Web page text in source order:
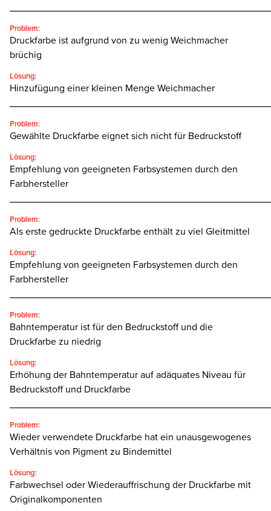
Problem:
Druckfarbe ist aufgrund von zu wenig Weichmacher
brüchig
Lösung:
Hinzufügung einer kleinen Menge Weichmacher
Problem:
Gewählte Druckfarbe eignet sich nicht für Bedruckstoff
Lösung:
Empfehlung von geeigneten Farbsystemen durch den
Farbhersteller
Problem:
Als erste gedruckte Druckfarbe enthält zu viel Gleitmittel
Lösung:
Empfehlung von geeigneten Farbsystemen durch den
Farbhersteller
Problem:
Bahntemperatur ist für den Bedruckstoff und die
Druckfarbe zu niedrig
Lösung:
Erhöhung der Bahntemperatur auf adäquates Niveau für
Bedruckstoff und Druckfarbe
Problem:
Wieder verwendete Druckfarbe hat ein unausgewogenes
Verhältnis von Pigment zu Bindemittel
Lösung:
Farbwechsel oder Wiederauffrischung der Druckfarbe mit
Originalkomponenten